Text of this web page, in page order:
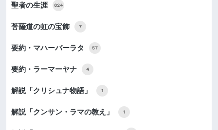
聖者の生涯 824
菩薩道の虹の宝飾 7
要約・マハーバーラタ 57
要約・ラーマーヤナ 4
解説「クリシュナ物語」 1
解説「クンサン・ラマの教え」 1